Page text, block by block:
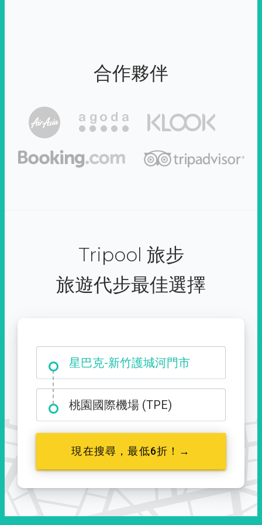
合作夥伴
Tripool 旅步
旅遊代步最佳選擇
星巴克-新竹護城河門市
大霸尖山登山口
桃園國際機場 (TPE)
現在搜尋，最低6折！→